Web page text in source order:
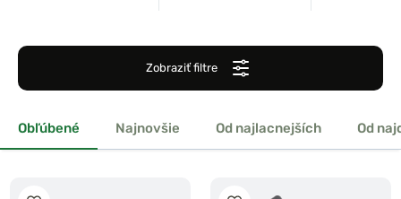
Zobraziť filtre
Obľúbené Najnovšie Od najlacnejších Od